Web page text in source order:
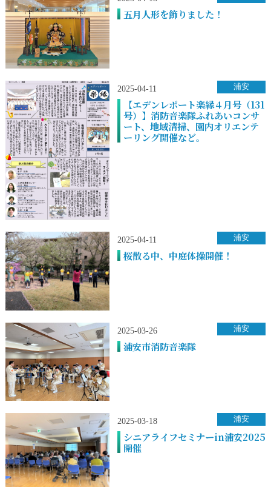
五月人形を飾りました！
2025-04-11
【エデンレポート楽縁４月号（131
号）】消防音楽隊ふれあいコンサ
ート、地域清掃、園内オリエンテ
ーリング開催など。
浦安
2025-04-11
桜散る中、中庭体操開催！
浦安
2025-03-26
浦安市消防音楽隊
浦安
2025-03-18
シニアライフセミナーin浦安2025
開催
浦安